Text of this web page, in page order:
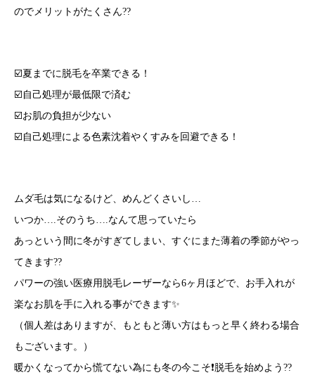
のでメリットがたくさん??
☑️夏までに脱毛を卒業できる！
☑️自己処理が最低限で済む
☑️お肌の負担が少ない
☑️自己処理による色素沈着やくすみを回避できる！
ムダ毛は気になるけど、めんどくさいし…
いつか….そのうち….なんて思っていたら
あっという間に冬がすぎてしまい、すぐにまた薄着の季節がやっ
てきます??
パワーの強い医療用脱毛レーザーなら6ヶ月ほどで、お手入れが
楽なお肌を手に入れる事ができます✨
（個人差はありますが、もともと薄い方はもっと早く終わる場合
もございます。）
暖かくなってから慌てない為にも冬の今こそ❗️脱毛を始めよう??